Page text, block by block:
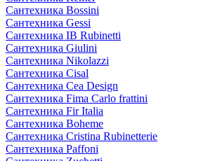
Сантехника Bossini
Сантехника Gessi
Сантехника IB Rubinetti
Сантехника Giulini
Сантехника Nikolazzi
Сантехника Cisal
Сантехника Cea Design
Сантехника Fima Carlo frattini
Сантехника Fir Italia
Сантехника Boheme
Сантехника Cristina Rubinetterie
Сантехника Paffoni